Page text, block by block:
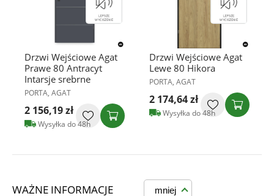
Drzwi Wejściowe Agat
Prawe 80 Antracyt
Intarsje srebrne
PORTA, AGAT
2 156,19 zł
Wysyłka do 48h
Drzwi Wejściowe Agat
Lewe 80 Hikora
PORTA, AGAT
2 174,64 zł
Wysyłka do 48h
WAŻNE INFORMACJE mniej